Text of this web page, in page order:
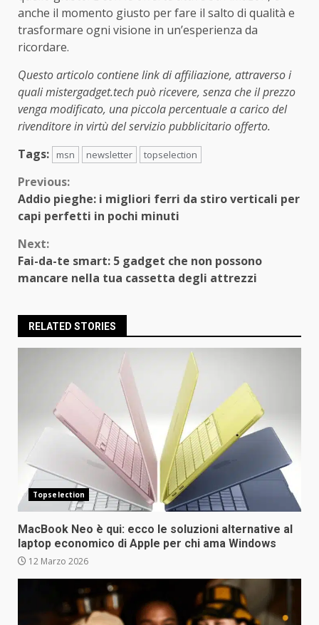
anche il momento giusto per fare il salto di qualità e
trasformare ogni visione in un’esperienza da
ricordare.
Questo articolo contiene link di affiliazione, attraverso i
quali mistergadget.tech può ricevere, senza che il prezzo
venga modificato, una piccola percentuale a carico del
rivenditore in virtù del servizio pubblicitario offerto.
Tags:
msn newsletter topselection
Continue
Reading
Previous:
Addio pieghe: i migliori ferri da stiro verticali per
capi perfetti in pochi minuti
Next:
Fai-da-te smart: 5 gadget che non possono
mancare nella tua cassetta degli attrezzi
RELATED STORIES
Topselection
MacBook Neo è qui: ecco le soluzioni alternative al
laptop economico di Apple per chi ama Windows
12 Marzo 2026